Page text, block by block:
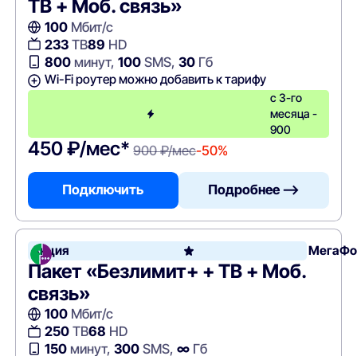
ТВ + Моб. связь»
100Мбит/с
233ТВ89 HD
800минут, 100SMS, 30Гб
Wi-Fi роутер можно добавить к тарифу
с 3-го
месяца -
900
450 ₽/мес* 900 ₽/мес-50%
Подключить Подробнее —>
Акция
Пакет «Безлимит+ + ТВ + Моб.
связь»
100Мбит/с
250ТВ68 HD
150минут, 300SMS, ∞Гб